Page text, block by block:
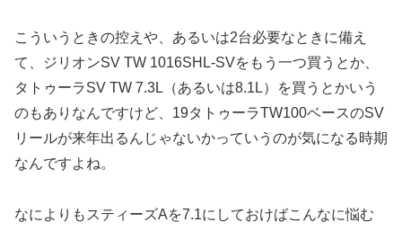
こういうときの控えや、あるいは2台必要なときに備え
て、ジリオンSV TW 1016SHL-SVをもう一つ買うとか、
タトゥーラSV TW 7.3L（あるいは8.1L）を買うとかいう
のもありなんですけど、19タトゥーラTW100ベースのSV
リールが来年出るんじゃないかっていうのが気になる時期
なんですよね。
なによりもスティーズAを7.1にしておけばこんなに悩む